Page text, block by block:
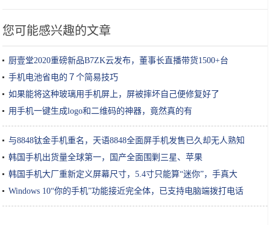
您可能感兴趣的文章
厨壹堂2020重磅新品B7ZK云发布，董事长直播带货1500+台
手机电池省电的７个简易技巧
如果能将这种玻璃用手机屏上，屏被摔坏自己便修复好了
用手机一键生成logo和二维码的神器，竟然真的有
与8848钛金手机重名，天语8848全面屏手机发售已久却无人熟知
韩国手机出货量全球第一，国产全面围剿三星、苹果
韩国手机大厂重新定义屏幕尺寸，5.4寸只能算“迷你”，手真大
Windows 10“你的手机”功能接近完全体，已支持电脑端拨打电话